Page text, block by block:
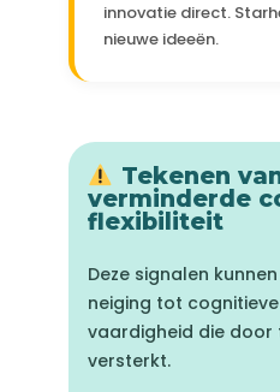
innovatie direct.
nieuwe ideeën.
Tekenen
verminderde
flexibiliteit
Deze signalen
neiging tot
vaardigheid die door
versterkt.